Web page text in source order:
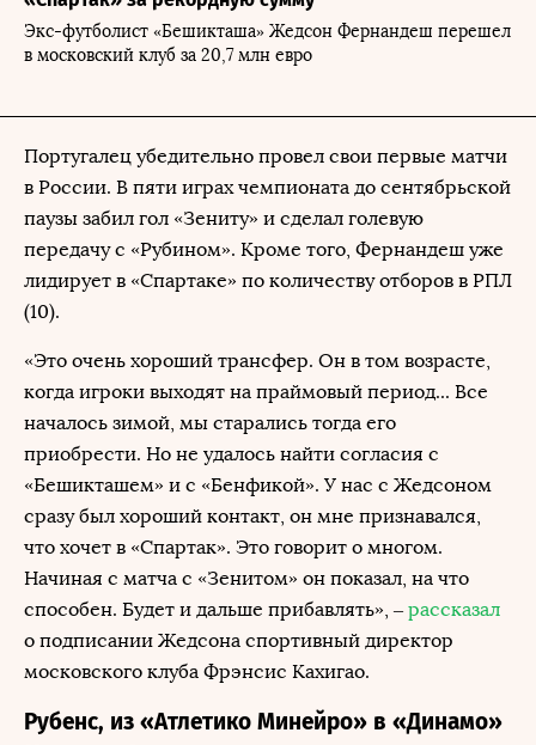
Экс-футболист «Бешикташа» Жедсон Фернандеш перешел
в московский клуб за 20,7 млн евро
Португалец убедительно провел свои первые матчи
в России. В пяти играх чемпионата до сентябрьской
паузы забил гол «Зениту» и сделал голевую
передачу с «Рубином». Кроме того, Фернандеш уже
лидирует в «Спартаке» по количеству отборов в РПЛ
(10).
«Это очень хороший трансфер. Он в том возрасте,
когда игроки выходят на праймовый период... Все
началось зимой, мы старались тогда его
приобрести. Но не удалось найти согласия с
«Бешикташем» и с «Бенфикой». У нас с Жедсоном
сразу был хороший контакт, он мне признавался,
что хочет в «Спартак». Это говорит о многом.
Начиная с матча с «Зенитом» он показал, на что
способен. Будет и дальше прибавлять», – рассказал
о подписании Жедсона спортивный директор
московского клуба Фрэнсис Кахигао.
Рубенс, из «Атлетико Минейро» в «Динамо»